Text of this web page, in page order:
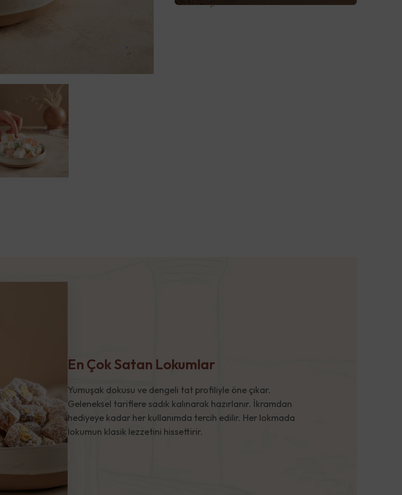
En Çok Satan Lokumlar
Yumuşak dokusu ve dengeli tat profiliyle öne çıkar.
Geleneksel tariflere sadık kalınarak hazırlanır. İkramdan
hediyeye kadar her kullanımda tercih edilir. Her lokmada
lokumun klasik lezzetini hissettirir.